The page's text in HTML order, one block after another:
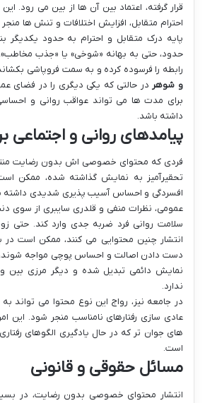
قرار گرفته، اعتماد بین آن ها از بین می رود.
احترام متقابل، افزایش اختلافات و تنش ها
پایه درک متقابل و احترام به حدود
حدود، حتی به بهانه «شوخی» یا «جذب مخاطب»،
رابطه را فرسوده کرده و به سمت فروپاشی
و شوهر در حالتی که یکی دیگری را در فضای
برای مدت ها می تواند عواقب روانی و
داشته باشد.
پیامدهای روانی و اجتماعی
فردی که محتوای خصوصی اش بدون رضایت
تحقیرآمیز به نمایش گذاشته شده، ممکن
افسردگی و احساس آسیب پذیری شدیدی داشته
عمومی، نظرات منفی و قلدری سایبری از سوی
سلامت روانی فرد ضربه جدی وارد کند. حتی
انتشار چنین محتوایی می کنند، ممکن است در
دست دادن اصالت و احساس پوچی مواجه شوند،
نمایش دائمی تبدیل شده و دیگر مرزی بین
ندارد.
در جامعه نیز، رواج این نوع محتوا می تواند به
عادی سازی رفتارهای نامناسب منجر شود.
های جوان تر که در حال یادگیری الگوهای
است.
مسائل حقوقی و قانونی
انتشار محتوای خصوصی بدون رضایت، در